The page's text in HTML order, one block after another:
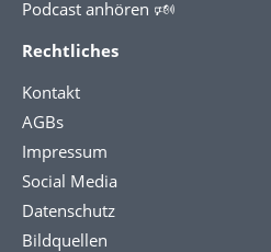
Podcast anhören 🕬
Rechtliches
Kontakt
AGBs
Impressum
Social Media
Datenschutz
Bildquellen